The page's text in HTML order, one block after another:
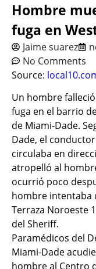
Hombre
fuga en
Jaime suarez
No Comments
Source:
Un hombre
fuga en el barrio
de Miami-Dade.
Dade, el
circulaba en
atropelló al
ocurrió poco
hombre intentaba
Terraza Noroeste
del Sheriff.
Paramédicos del
Miami-Dade
hombre al Centro